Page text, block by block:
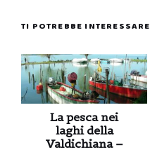
TI POTREBBE INTERESSARE
La pesca nei
laghi della
Valdichiana –